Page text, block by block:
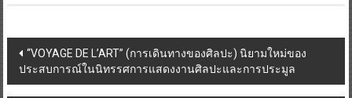
Post
navigation
“VOYAGE DE L’ART” (การเดินทางของศิลปะ) นิยามใหม่ของ
ประสบการณ์ในนิทรรศการแสดงงานศิลปะและการประมูล